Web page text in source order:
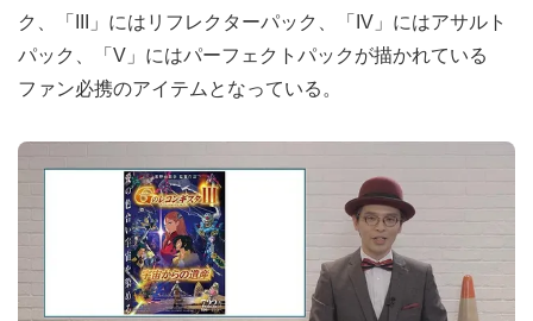
ク、「III」にはリフレクターパック、「IV」にはアサルト
パック、「V」にはパーフェクトパックが描かれている
ファン必携のアイテムとなっている。